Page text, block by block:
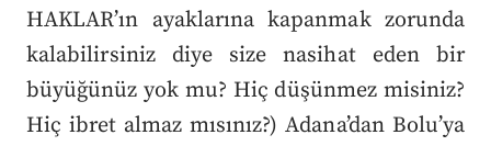
HAKLAR’ın ayaklarına kapanmak zorunda
kalabilirsiniz diye size nasihat eden bir
büyüğünüz yok mu? Hiç düşünmez misiniz?
Hiç ibret almaz mısınız?) Adana’dan Bolu’ya